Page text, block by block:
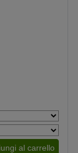
al carrello